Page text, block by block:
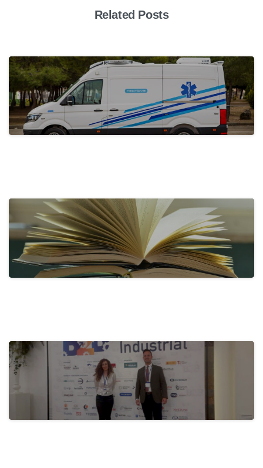
Related Posts
31 de May de 2024
Promoting…
28 de May de 2024